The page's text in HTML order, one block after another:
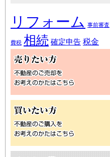
リフォーム 事前審査
費税 相続 確定申告 税金